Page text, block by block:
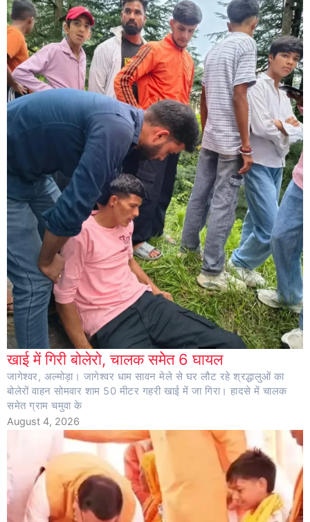
खाई में गिरी बोलेरो, चालक समेेत 6 घायल
जागेश्वर, अल्मोड़ा। जागेश्वर धाम सावन मेले से घर लौट रहे श्रद्धालुओं का
बोलेरों वाहन सोमवार शाम 50 मीटर गहरी खाई में जा गिरा। हादसे में चालक
समेत ग्राम चमुवा के
August 4, 2026